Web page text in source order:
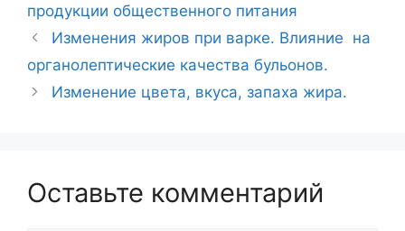
продукции общественного питания
Навигация
Изменения жиров при варке. Влияние на
органолептические качества бульонов.
Изменение цвета, вкуса, запаха жира.
Оставьте комментарий